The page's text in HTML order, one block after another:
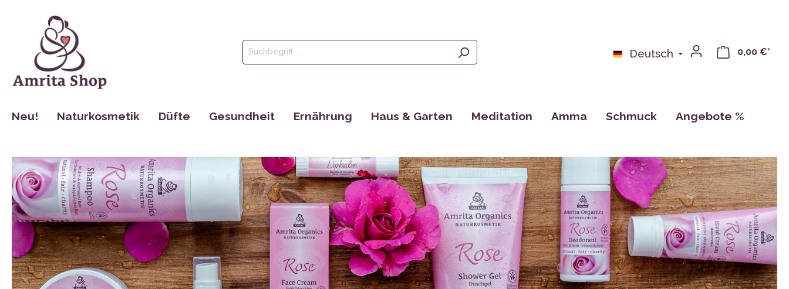
Deutsch 0,00 €*
Neu! Naturkosmetik Düfte Gesundheit Ernährung Haus & Garten Meditation Amma Schmuck Angebote %
Körperpflege
Haarpflege
Mund Hygiene
Make Up
Ätherische Öle
Hydrolate
Nahrungsergänzungen
Dr. Jacob´s
Maharishi Ayurveda
Cosmoveda
Rocky Mountain
Bücher
Wasserflaschen, Tassen
Tees
Kaffee
EM Produkte
Bücher
Augenkissen
Yantras
Kalender, Zeichnungen, Karten
Tassen
CDs